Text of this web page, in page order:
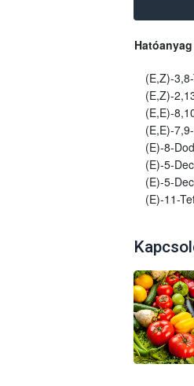
Hatóanyag
(E,Z)-
(E,Z)-
(E,E)-
(E,E)-
(E)-8-
(E)-5-
(E)-5-
(E)-11-